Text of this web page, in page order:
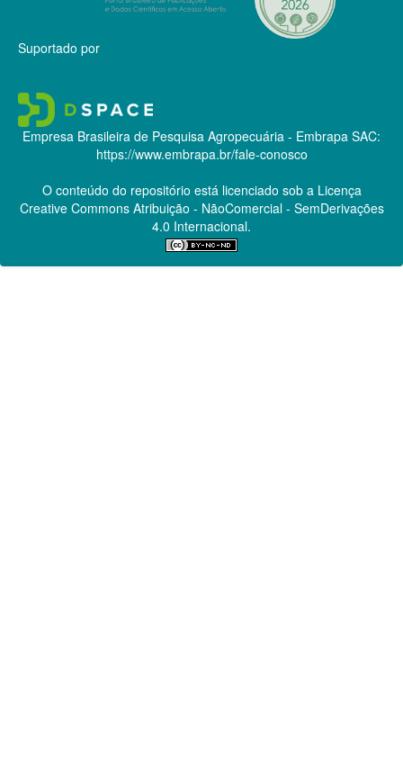
Suportado por
Empresa Brasileira de Pesquisa Agropecuária - Embrapa SAC:
https://www.embrapa.br/fale-conosco
O conteúdo do repositório está licenciado sob a Licença
Creative CommonsAtribuição - NãoComercial - SemDerivações
4.0 Internacional.